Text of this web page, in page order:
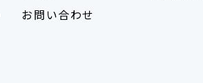
お問い合わせ